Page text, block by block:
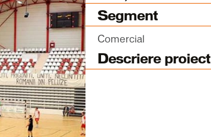
Segment
Comercial
Descriere proiect